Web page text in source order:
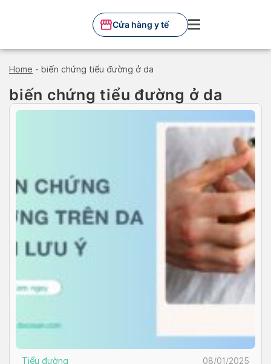
Cửa hàng y tế
Home - biến chứng tiểu đường ở da
biến chứng tiểu đường ở da
Tiểu đường 08/01/2025